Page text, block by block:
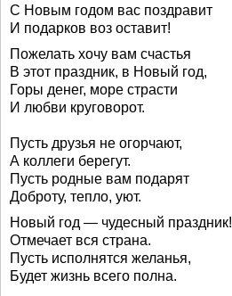
С Новым годом вас поздравит
И подарков воз оставит!
Пожелать хочу вам счастья
В этот праздник, в Новый год,
Горы денег, море страсти
И любви круговорот.
Пусть друзья не огорчают,
А коллеги берегут.
Пусть родные вам подарят
Доброту, тепло, уют.
Новый год — чудесный праздник!
Отмечает вся страна.
Пусть исполнятся желанья,
Будет жизнь всего полна.